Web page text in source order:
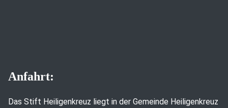
Anfahrt:
Das Stift Heiligenkreuz liegt in der Gemeinde Heiligenkreuz